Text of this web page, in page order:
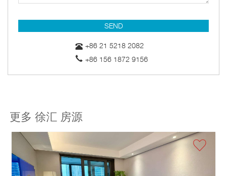
+86 21 5218 2082
+86 156 1872 9156
更多 徐汇 房源